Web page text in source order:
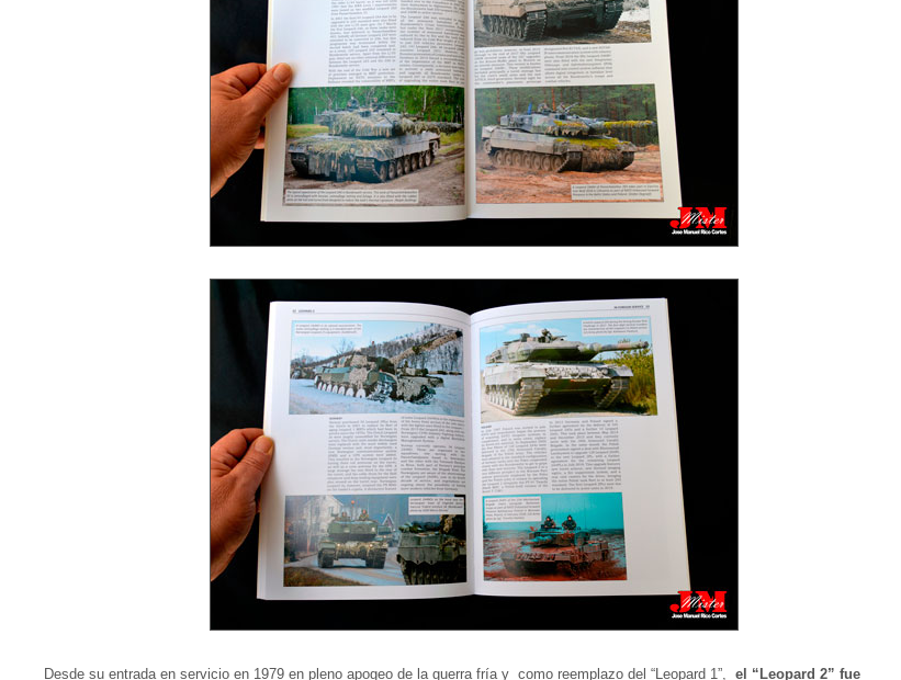
Desde su entrada en servicio en 1979 en pleno apogeo de la guerra fría y como reemplazo del “Leopard 1”, el “Leopard 2” fue